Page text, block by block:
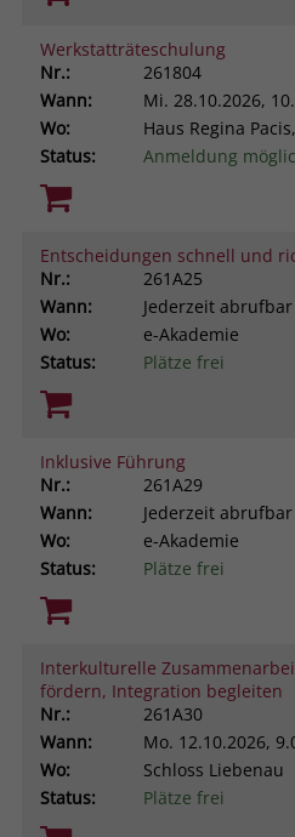
Werkstatträteschulung
Nr.:
261804
Wann:
Mi. 28.10.2026,
Wo:
Haus Regina
Status:
Anmeldung
Entscheidungen schnell und
Nr.:
261A25
Wann:
Jederzeit abrufbar
Wo:
e-Akademie
Status:
Plätze frei
Inklusive Führung
Nr.:
261A29
Wann:
Jederzeit abrufbar
Wo:
e-Akademie
Status:
Plätze frei
Interkulturelle
fördern, Integration begleiten
Nr.:
261A30
Wann:
Mo. 12.10.2026,
Wo:
Schloss Liebenau
Status:
Plätze frei